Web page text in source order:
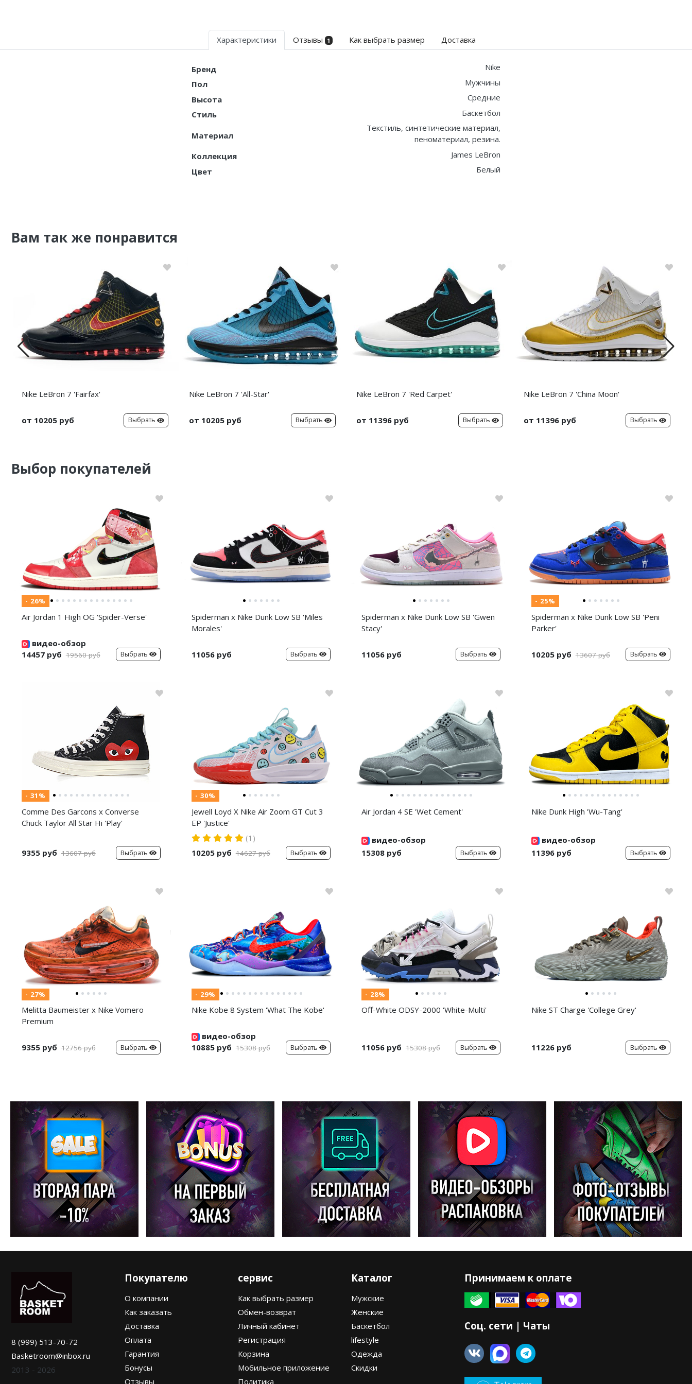
Характеристики Отзывы 1 Как выбрать размер Доставка
Бренд
Nike
Пол
Мужчины
Высота
Средние
Стиль
Баскетбол
Материал
Текстиль, синтетические материал,
пеноматериал, резина.
Коллекция
James LeBron
Цвет
Белый
Вам так же понравится
Nike LeBron 7 'Fairfax'
от 10205 руб Выбрать
Nike LeBron 7 'All-Star'
от 10205 руб Выбрать
Nike LeBron 7 'Red Carpet'
от 11396 руб Выбрать
Nike LeBron 7 'China Moon'
от 11396 руб Выбрать
Выбор покупателей
- 26%
Air Jordan 1 High OG 'Spider-Verse'
видео-обзор
14457 руб 19560 руб Выбрать
Spiderman x Nike Dunk Low SB 'Miles
Morales'
11056 руб Выбрать
Spiderman x Nike Dunk Low SB 'Gwen
Stacy'
11056 руб Выбрать
- 25%
Spiderman x Nike Dunk Low SB 'Peni
Parker'
10205 руб 13607 руб Выбрать
- 31%
Comme Des Garcons x Converse
Chuck Taylor All Star Hi 'Play'
9355 руб 13607 руб Выбрать
- 30%
Jewell Loyd X Nike Air Zoom GT Cut 3
EP 'Justice'
(1)
10205 руб 14627 руб Выбрать
Air Jordan 4 SE 'Wet Cement'
видео-обзор
15308 руб
Выбрать
Nike Dunk High 'Wu-Tang'
видео-обзор
11396 руб
Выбрать
- 27%
Melitta Baumeister x Nike Vomero
Premium
9355 руб 12756 руб Выбрать
- 29%
Nike Kobe 8 System 'What The Kobe'
видео-обзор
10885 руб 15308 руб Выбрать
- 28%
Off-White ODSY-2000 'White-Multi'
11056 руб 15308 руб Выбрать
Nike ST Charge 'College Grey'
11226 руб Выбрать
8 (999) 513-70-72
Basketroom@inbox.ru
2013 - 2026
Покупателю
О компании
Как заказать
Доставка
Оплата
Гарантия
Бонусы
Отзывы
сервис
Как выбрать размер
Обмен-возврат
Личный кабинет
Регистрация
Корзина
Мобильное приложение
Политика
Каталог
Мужские
Женские
Баскетбол
lifestyle
Одежда
Скидки
Принимаем к оплате
Соц. сети | Чаты